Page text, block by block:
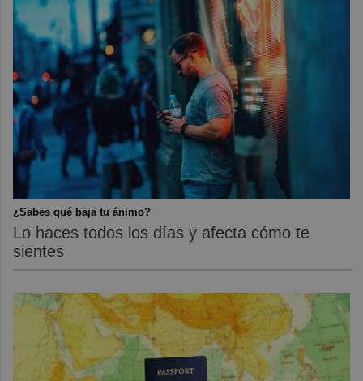
¿Sabes qué baja tu ánimo?
Lo haces todos los días y afecta cómo te
sientes